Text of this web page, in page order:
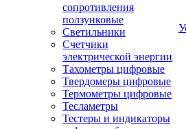
сопротивления
ползунковые
Светильники
Счетчики
электрической энергии
Тахометры цифровые
Твердомеры цифровые
Термометры цифровые
Тесламетры
Тестеры и индикаторы